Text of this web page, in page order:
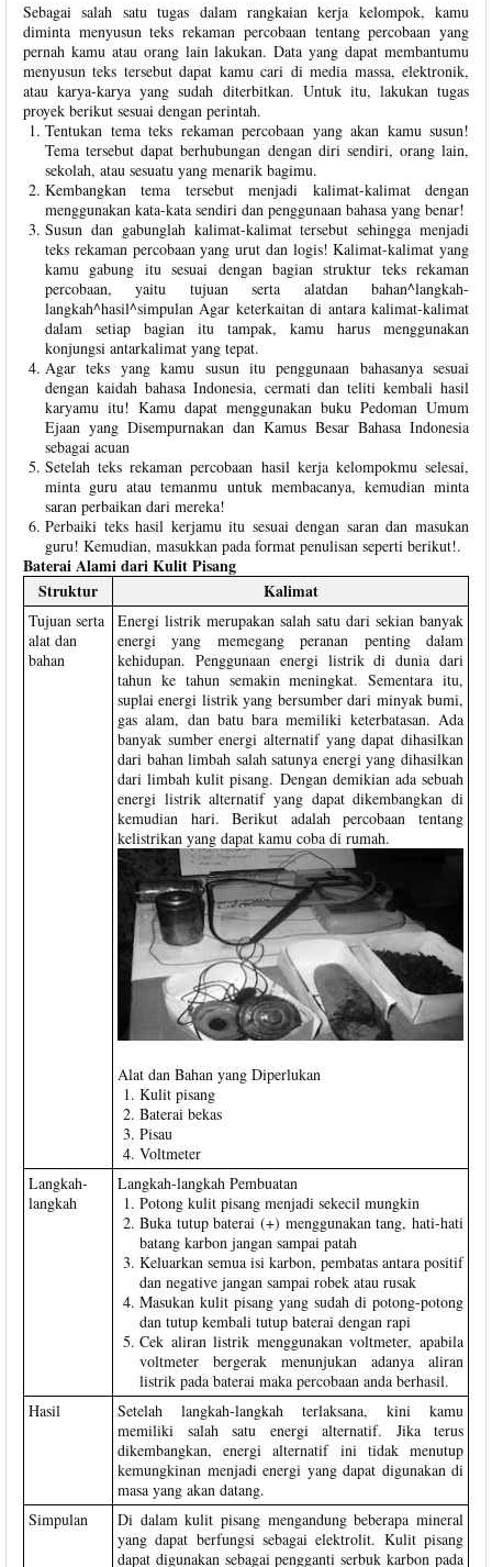
Sebagai salah satu tugas dalam rangkaian kerja kelompok, kamu
diminta menyusun teks rekaman percobaan tentang percobaan yang
pernah kamu atau orang lain lakukan. Data yang dapat membantumu
menyusun teks tersebut dapat kamu cari di media massa, elektronik,
atau karya-karya yang sudah diterbitkan. Untuk itu, lakukan tugas
proyek berikut sesuai dengan perintah.
Tentukan tema teks rekaman percobaan yang akan kamu susun!
Tema tersebut dapat berhubungan dengan diri sendiri, orang lain,
sekolah, atau sesuatu yang menarik bagimu.
Kembangkan tema tersebut menjadi kalimat-kalimat dengan
menggunakan kata-kata sendiri dan penggunaan bahasa yang benar!
Susun dan gabunglah kalimat-kalimat tersebut sehingga menjadi
teks rekaman percobaan yang urut dan logis! Kalimat-kalimat yang
kamu gabung itu sesuai dengan bagian struktur teks rekaman
percobaan, yaitu tujuan serta alatdan bahan^langkah-
langkah^hasil^simpulan Agar keterkaitan di antara kalimat-kalimat
dalam setiap bagian itu tampak, kamu harus menggunakan
konjungsi antarkalimat yang tepat.
Agar teks yang kamu susun itu penggunaan bahasanya sesuai
dengan kaidah bahasa Indonesia, cermati dan teliti kembali hasil
karyamu itu! Kamu dapat menggunakan buku Pedoman Umum
Ejaan yang Disempurnakan dan Kamus Besar Bahasa Indonesia
sebagai acuan
Setelah teks rekaman percobaan hasil kerja kelompokmu selesai,
minta guru atau temanmu untuk membacanya, kemudian minta
saran perbaikan dari mereka!
Perbaiki teks hasil kerjamu itu sesuai dengan saran dan masukan
guru! Kemudian, masukkan pada format penulisan seperti berikut!.
Baterai Alami dari Kulit Pisang
Struktur
Kalimat
Tujuan serta
alat dan
bahan
Energi listrik merupakan salah satu dari sekian banyak
energi yang memegang peranan penting dalam
kehidupan. Penggunaan energi listrik di dunia dari
tahun ke tahun semakin meningkat. Sementara itu,
suplai energi listrik yang bersumber dari minyak bumi,
gas alam, dan batu bara memiliki keterbatasan. Ada
banyak sumber energi alternatif yang dapat dihasilkan
dari bahan limbah salah satunya energi yang dihasilkan
dari limbah kulit pisang. Dengan demikian ada sebuah
energi listrik alternatif yang dapat dikembangkan di
kemudian hari. Berikut adalah percobaan tentang
kelistrikan yang dapat kamu coba di rumah.
Alat dan Bahan yang Diperlukan
Kulit pisang
Baterai bekas
Pisau
Voltmeter
Langkah-
langkah
Langkah-langkah Pembuatan
Potong kulit pisang menjadi sekecil mungkin
Buka tutup baterai (+) menggunakan tang, hati-hati
batang karbon jangan sampai patah
Keluarkan semua isi karbon, pembatas antara positif
dan negative jangan sampai robek atau rusak
Masukan kulit pisang yang sudah di potong-potong
dan tutup kembali tutup baterai dengan rapi
Cek aliran listrik menggunakan voltmeter, apabila
voltmeter bergerak menunjukan adanya aliran
listrik pada baterai maka percobaan anda berhasil.
Hasil
Setelah langkah-langkah terlaksana, kini kamu
memiliki salah satu energi alternatif. Jika terus
dikembangkan, energi alternatif ini tidak menutup
kemungkinan menjadi energi yang dapat digunakan di
masa yang akan datang.
Simpulan
Di dalam kulit pisang mengandung beberapa mineral
yang dapat berfungsi sebagai elektrolit. Kulit pisang
dapat digunakan sebagai pengganti serbuk karbon pada